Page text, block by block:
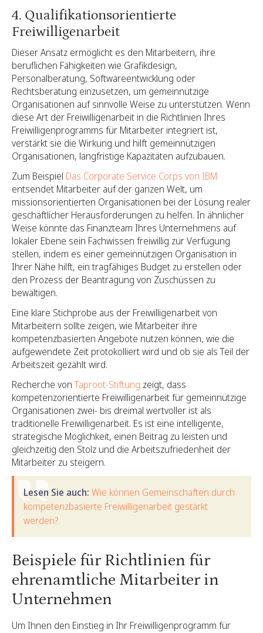
4. Qualifikationsorientierte
Freiwilligenarbeit
Dieser Ansatz ermöglicht es den Mitarbeitern, ihre
beruflichen Fähigkeiten wie Grafikdesign,
Personalberatung, Softwareentwicklung oder
Rechtsberatung einzusetzen, um gemeinnützige
Organisationen auf sinnvolle Weise zu unterstützen. Wenn
diese Art der Freiwilligenarbeit in die Richtlinien Ihres
Freiwilligenprogramms für Mitarbeiter integriert ist,
verstärkt sie die Wirkung und hilft gemeinnützigen
Organisationen, langfristige Kapazitäten aufzubauen.
Zum Beispiel Das Corporate Service Corps von IBM
entsendet Mitarbeiter auf der ganzen Welt, um
missionsorientierten Organisationen bei der Lösung realer
geschäftlicher Herausforderungen zu helfen. In ähnlicher
Weise könnte das Finanzteam Ihres Unternehmens auf
lokaler Ebene sein Fachwissen freiwillig zur Verfügung
stellen, indem es einer gemeinnützigen Organisation in
Ihrer Nähe hilft, ein tragfähiges Budget zu erstellen oder
den Prozess der Beantragung von Zuschüssen zu
bewältigen.
Eine klare Stichprobe aus der Freiwilligenarbeit von
Mitarbeitern sollte zeigen, wie Mitarbeiter ihre
kompetenzbasierten Angebote nutzen können, wie die
aufgewendete Zeit protokolliert wird und ob sie als Teil der
Arbeitszeit gezählt wird.
Recherche vonTaproot-Stiftung zeigt, dass
kompetenzorientierte Freiwilligenarbeit für gemeinnützige
Organisationen zwei- bis dreimal wertvoller ist als
traditionelle Freiwilligenarbeit. Es ist eine intelligente,
strategische Möglichkeit, einen Beitrag zu leisten und
gleichzeitig den Stolz und die Arbeitszufriedenheit der
Mitarbeiter zu steigern.
Lesen Sie auch: Wie können Gemeinschaften durch
kompetenzbasierte Freiwilligenarbeit gestärkt
werden?
Beispiele für Richtlinien für
ehrenamtliche Mitarbeiter in
Unternehmen
Um Ihnen den Einstieg in Ihr Freiwilligenprogramm für